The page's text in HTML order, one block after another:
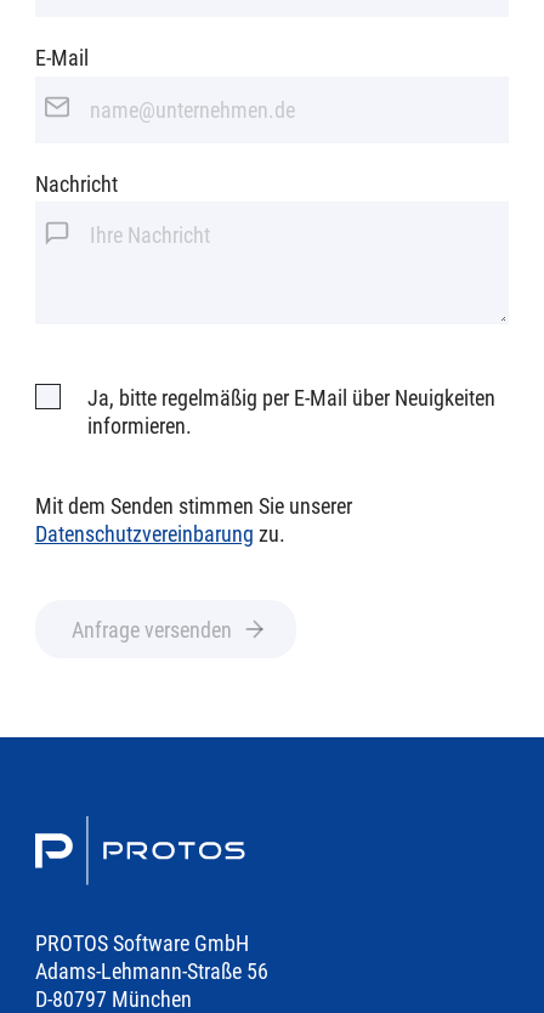
E-Mail
Nachricht
Ja, bitte regelmäßig per E-Mail über Neuigkeiten
informieren.
Mit dem Senden stimmen Sie unserer
Datenschutzvereinbarung zu.
Anfrage versenden
PROTOS Software GmbH
Adams-Lehmann-Straße 56
D-80797 München